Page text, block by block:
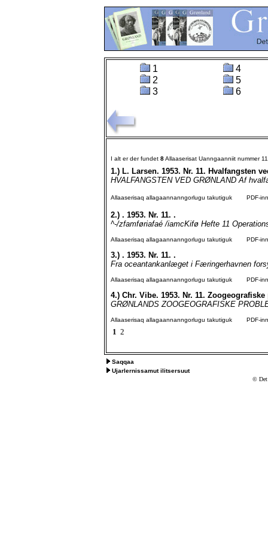
1
2
3
4
5
6
I alt er der fundet 8Allaaserisat Uanngaanniit nummer
1.) L. Larsen. 1953. Nr. 11. Hvalfangsten
HVALFANGSTEN VED GRØNLAND Af
Allaaserisaq allagaannanngorlugu takutiguk PDF-
2.) . 1953. Nr. 11. .
^-/zfamføriafaé /iamcKifø Hefte 11
Allaaserisaq allagaannanngorlugu takutiguk PDF-
3.) . 1953. Nr. 11. .
Fra oceantankanlæget i Færingerhavnen
Allaaserisaq allagaannanngorlugu takutiguk PDF-
4.) Chr. Vibe. 1953. Nr. 11.
GRØNLANDS ZOOGEOGRAFISKE
Allaaserisaq allagaannanngorlugu takutiguk PDF-
1 2
Saqqaa
Ujarlernissamut ilitsersuut
© Det